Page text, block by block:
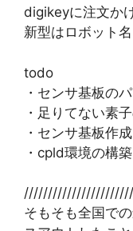
digikeyに注文か
新型はロボット
todo
・センサ基板の
・足りてない素
・センサ基板作成
・cpld環境の構築
///////////////////////
そもそも全国で